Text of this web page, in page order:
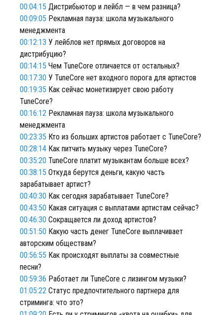
00:04:15 Дистрибьютор и лейбл — в чем разница?
00:09:05 Рекламная пауза: школа музыкального
менеджмента
00:12:13 У лейблов нет прямых договоров на
дистрибуцию?
00:14:15 Чем TuneCore отличается от остальных?
00:17:30 У TuneCore нет входного порога для артистов
00:19:35 Как сейчас монетизирует свою работу
TuneCore?
00:16:12 Рекламная пауза: школа музыкального
менеджмента
00:23:35 Кто из больших артистов работает с TuneCore?
00:28:14 Как питчить музыку через TuneCore?
00:35:20 TuneCore платит музыкантам больше всех?
00:38:15 Откуда берутся деньги, какую часть
зарабатывает артист?
00:40:30 Как сегодня зарабатывает TuneCore?
00:43:50 Какая ситуация с выплатами артистам сейчас?
00:46:30 Сокращается ли доход артистов?
00:51:50 Какую часть денег TuneCore выплачивает
авторским обществам?
00:56:55 Как происходят выплаты за совместные
песни?
00:59:36 Работает ли TuneCore с лизингом музыки?
01:05:22 Статус предпочтительного партнера для
стриминга: что это?